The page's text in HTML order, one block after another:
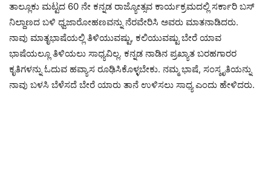
ತಾಲ್ಲೂಕು ಮಟ್ಟದ 60 ನೇ ಕನ್ನಡ ರಾಜ್ಯೋತ್ಸವ ಕಾರ್ಯಕ್ರಮದಲ್ಲಿ ಸರ್ಕಾರಿ ಬಸ್
ನಿಲ್ದಾಣದ ಬಳಿ ಧ್ವಜಾರೋಹಣವನ್ನು ನೆರವೇರಿಸಿ ಅವರು ಮಾತನಾಡಿದರು.
ನಾವು ಮಾತೃಭಾಷೆಯಲ್ಲಿ ತಿಳಿಯುವಷ್ಟು, ಕಲಿಯುವಷ್ಟು ಬೇರೆ ಯಾವ
ಭಾಷೆಯಲ್ಲೂ ತಿಳಿಯಲು ಸಾಧ್ಯವಿಲ್ಲ. ಕನ್ನಡ ನಾಡಿನ ಪ್ರಖ್ಯಾತ ಬರಹಗಾರರ
ಕೃತಿಗಳನ್ನು ಓದುವ ಹವ್ಯಾಸ ರೂಢಿಸಿಕೊಳ್ಳಬೇಕು. ನಮ್ಮ ಭಾಷೆ, ಸಂಸ್ಕೃತಿಯನ್ನು
ನಾವು ಬಳಸಿ ಬೆಳೆಸದೆ ಬೇರೆ ಯಾರು ತಾನೆ ಉಳಿಸಲು ಸಾಧ್ಯ ಎಂದು ಹೇಳಿದರು.